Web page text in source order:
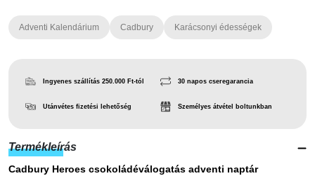
Adventi Kalendárium Cadbury Karácsonyi édességek
Ingyenes szállítás 250.000 Ft-tól
Utánvétes fizetési lehetőség
30 napos cseregarancia
Személyes átvétel boltunkban
Termékleírás
Cadbury Heroes csokoládéválogatás adventi naptár